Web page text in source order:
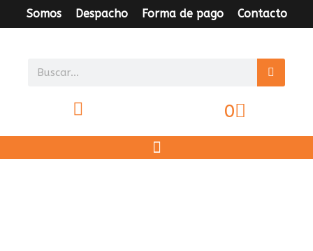
Somos Despacho Forma de pago Contacto
0